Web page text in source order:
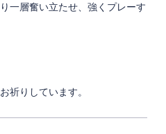
一層奮い立たせ、強くプレーす
祈りしています。